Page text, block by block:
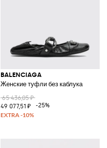
BALENCIAGA
Женские туфли без каблука
65 436,05 ₽
49 077,51 ₽
-25%